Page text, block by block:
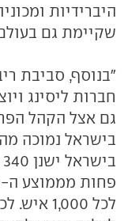
היברידיות
שקיימת גם
"בנוסף, סביבת
חברות ליסינג
גם אצל הקהל
לכל